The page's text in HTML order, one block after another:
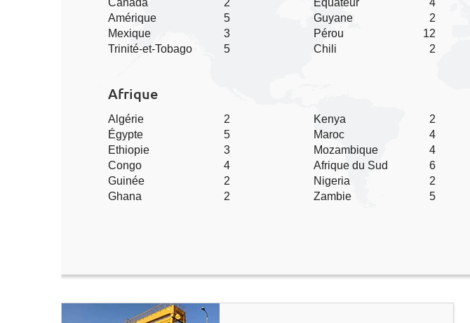
Amérique
Mexique
Trinité-et-Tobago
5
3
5
Guyane
Pérou
Chili
2
12
2
Afrique
Algérie
Égypte
Ethiopie
Congo
Guinée
Ghana
2
5
3
4
2
2
Kenya
Maroc
Mozambique
Afrique du Sud
Nigeria
Zambie
2
4
4
6
2
5